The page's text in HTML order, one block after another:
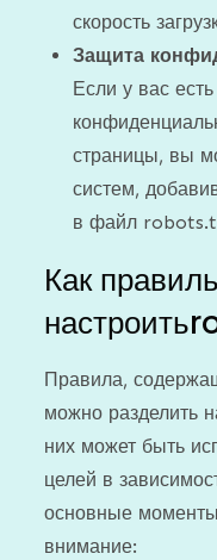
скорость
Защита
Если у вас
страницы, вы
систем,
в файл
Как
Правила,
можно разделить
них может быть
целей в
основные
внимание: